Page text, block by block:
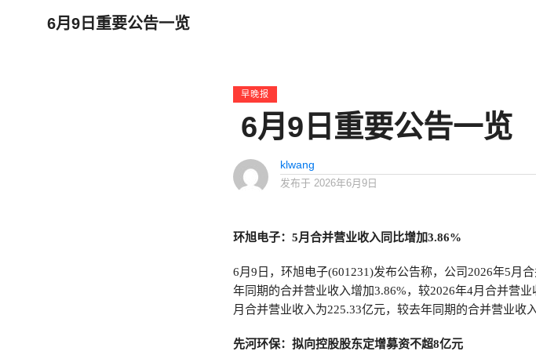
6月9日重要公告一览
早晚报
6月9日重要公告一览
klwang
发布于 2026年6月9日
环旭电子：5月合并营业收入同比增加3.86%
6月9日，环旭电子(601231)发布公告称，公司2026年5月
年同期的合并营业收入增加3.86%，较2026年4月合并营
月合并营业收入为225.33亿元，较去年同期的合并营业收
先河环保：拟向控股股东定增募资不超8亿元